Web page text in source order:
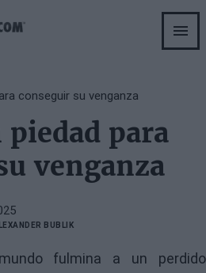
conseguir su venganza
para
venganza
BUBLIK
fulmina a un perdido